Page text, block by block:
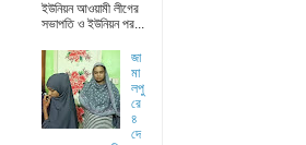
ইউনিয়ন আওয়ামী লীগের
সভাপতি ও ইউনিয়ন পর...
জা
মা
লপু
রে
৪
দে